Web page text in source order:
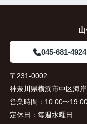
045-681-4924
〒231-0002
神奈川県横浜市中区海
営業時間： 10:00〜19:00
定休日： 毎週水曜日